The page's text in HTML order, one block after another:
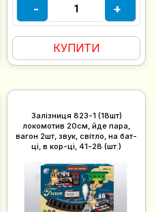
- +
КУПИТИ
Залізниця 823-1 (18шт)
локомотив 20см, йде пара,
вагон 2шт, звук, світло, на бат-
ці, в кор-ці, 41-28 (шт.)